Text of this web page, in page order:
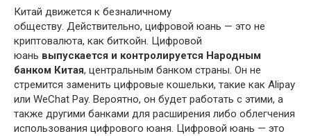
Китай движется к безналичному
обществу. Действительно, цифровой юань — это не
криптовалюта, как биткойн. Цифровой
юань выпускается и контролируется Народным
банком Китая, центральным банком страны. Он не
стремится заменить цифровые кошельки, такие как Alipay
или WeChat Pay. Вероятно, он будет работать с этими, а
также другими банками для расширения либо облегчения
использования цифрового юаня. Цифровой юань — это